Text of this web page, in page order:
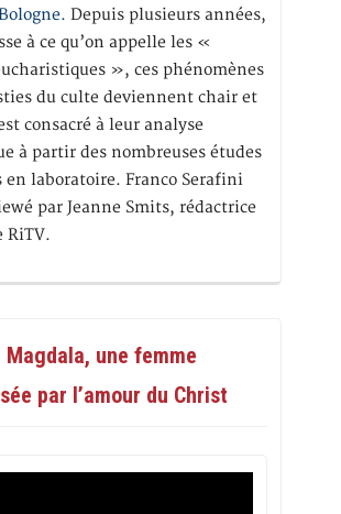
Depuis plusieurs années,
à ce qu’on appelle les «
», ces phénomènes
du culte deviennent chair et
consacré à leur analyse
à partir des nombreuses études
en laboratoire. Franco Serafini
par Jeanne Smits, rédactrice
RiTV.
Magdala, une femme
par l’amour du Christ